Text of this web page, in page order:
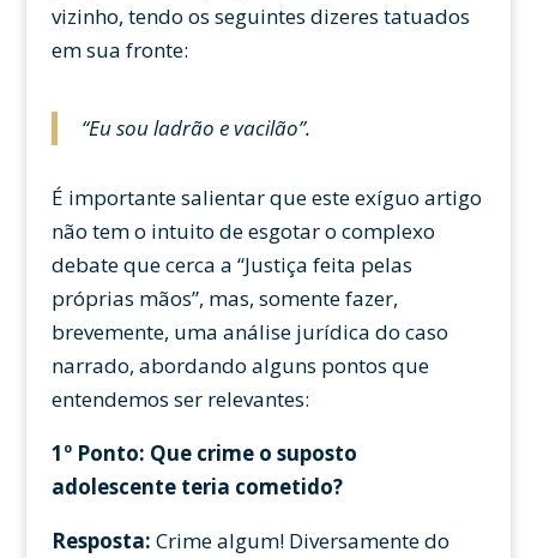
vizinho, tendo os seguintes dizeres tatuados
em sua fronte:
“Eu sou ladrão e vacilão”.
É importante salientar que este exíguo artigo
não tem o intuito de esgotar o complexo
debate que cerca a “Justiça feita pelas
próprias mãos”, mas, somente fazer,
brevemente, uma análise jurídica do caso
narrado, abordando alguns pontos que
entendemos ser relevantes:
1º Ponto: Que crime o suposto
adolescente teria cometido?
Resposta: Crime algum! Diversamente do